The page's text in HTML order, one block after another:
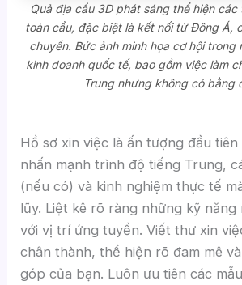
Quả địa cầu 3D phát sáng thể hiện
toàn cầu, đặc biệt là kết nối từ Đông Á,
chuyển. Bức ảnh minh họa cơ hội trong
kinh doanh quốc tế, bao gồm việc làm
Trung nhưng không có bằng
Hồ sơ xin việc là ấn tượng đầu
nhấn mạnh trình độ tiếng Trung,
(nếu có) và kinh nghiệm thực tế
lũy. Liệt kê rõ ràng những kỹ năng
với vị trí ứng tuyển. Viết thư xin
chân thành, thể hiện rõ đam mê
góp của bạn. Luôn ưu tiên các